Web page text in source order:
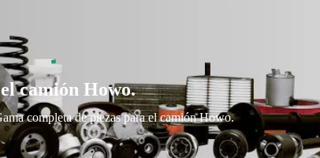
camión Howo.
completa de piezas para el camión Howo.